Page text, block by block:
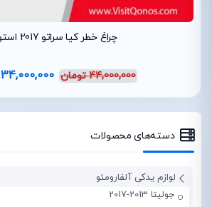
چراغ خطر کیا سراتو 2017 استوک
44,000,000 تومان 34,000,000
دسته‌های محصولات
لوازم یدکی آلفارومئو
جولیتا 2013-2017